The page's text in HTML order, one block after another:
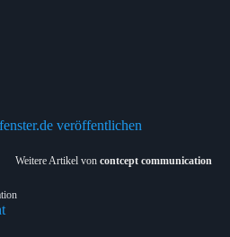
veröffentlichen
Weitere Artikel von contcept communication